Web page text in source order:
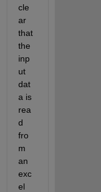
cle
ar
that
the
inp
ut
dat
a is
rea
d
fro
m
an
exc
el